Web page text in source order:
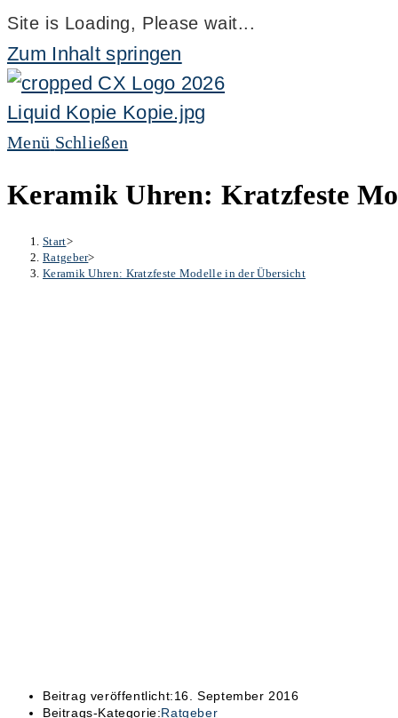
Site is Loading, Please wait...
Zum Inhalt springen
Menü Schließen
Keramik Uhren: Kratzfeste
Start>
Ratgeber>
Keramik Uhren: Kratzfeste Modelle in der Übersicht
Beitrag veröffentlicht:16. September 2016
Beitrags-Kategorie:Ratgeber